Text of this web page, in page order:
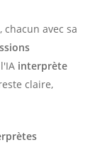
avec sa
interprète
claire,